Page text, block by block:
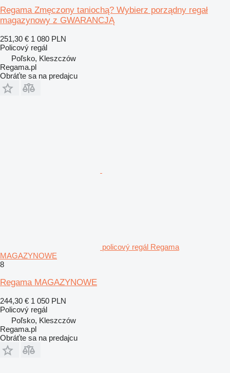
Regama Zmęczony taniochą? Wybierz porządny regał
magazynowy z GWARANCJĄ
251,30 € 1 080 PLN
Policový regál
Poľsko, Kleszczów
Regama.pl
Obráťte sa na predajcu
policový regál Regama
MAGAZYNOWE
8
Regama MAGAZYNOWE
244,30 € 1 050 PLN
Policový regál
Poľsko, Kleszczów
Regama.pl
Obráťte sa na predajcu